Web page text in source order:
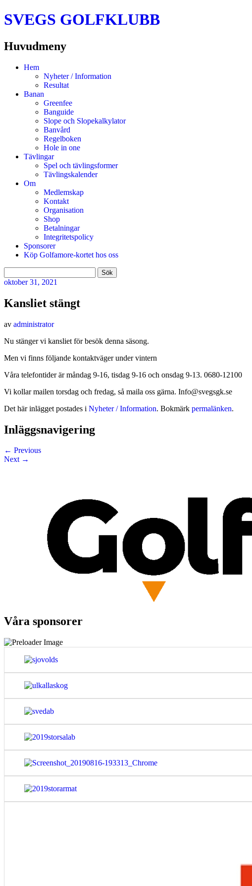
SVEGS GOLFKLUBB
Huvudmeny
HoppaHem
Nyheter / Information
Resultat
Banan
Greenfee
Banguide
Slope och Slopekalkylator
Banvård
Regelboken
Hole in one
Tävlingar
Spel och tävlingsformer
Tävlingskalender
Om
Medlemskap
Kontakt
Organisation
Shop
Betalningar
Integritetspolicy
Sponsorer
Köp Golfamore-kortet hos oss
efter:
oktober31, 2021
Kansliet stängt
av administrator
Nu stänger vi kansliet för besök denna säsong.
Men vi finns följande kontaktväger under vintern
Våra telefontider är måndag 9-16, tisdag 9-16 och onsdag 9-13. 0680-12100
Vi kollar mailen torsdag och fredag, så maila oss gärna. Info@svegsgk.se
Det här inlägget postades i Nyheter / Information. Bokmärk permalänken.
Inläggsnavigering
← Previous
Next →
Våra sponsorer